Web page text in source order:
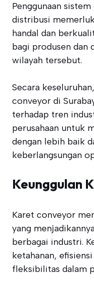
Penggunaan
distribusi
handal dan
bagi produsen
wilayah tersebut.
Secara
conveyor di
terhadap tren
perusahaan untuk
dengan lebih baik
keberlangsungan
Keunggulan
Karet conveyor
yang
berbagai industri.
ketahanan,
fleksibilitas dalam